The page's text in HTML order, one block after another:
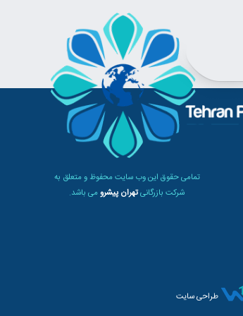
تمامی حقوق این وب سایت محفوظ و متعلق به
شرکت بازرگانیتهران پیشرومی باشد.
طراحی سایت